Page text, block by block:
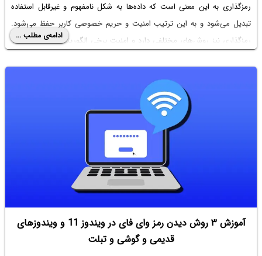
رمزگذاری به این معنی است که داده‌ها به شکل نامفهوم و غیرقابل استفاده
تبدیل می‌شود و به این ترتیب امنیت و حریم خصوصی کاربر حفظ می‌شود.
رمزگذاری نیز روش‌های مختلفی دارد و امنیت برخی الگوریتم‌ها بیشتر از سایر
ادامه‌ی مطلب ...
آموزش ۳ روش دیدن رمز وای فای در ویندوز 11 و ویندوزهای
قدیمی و گوشی و تبلت